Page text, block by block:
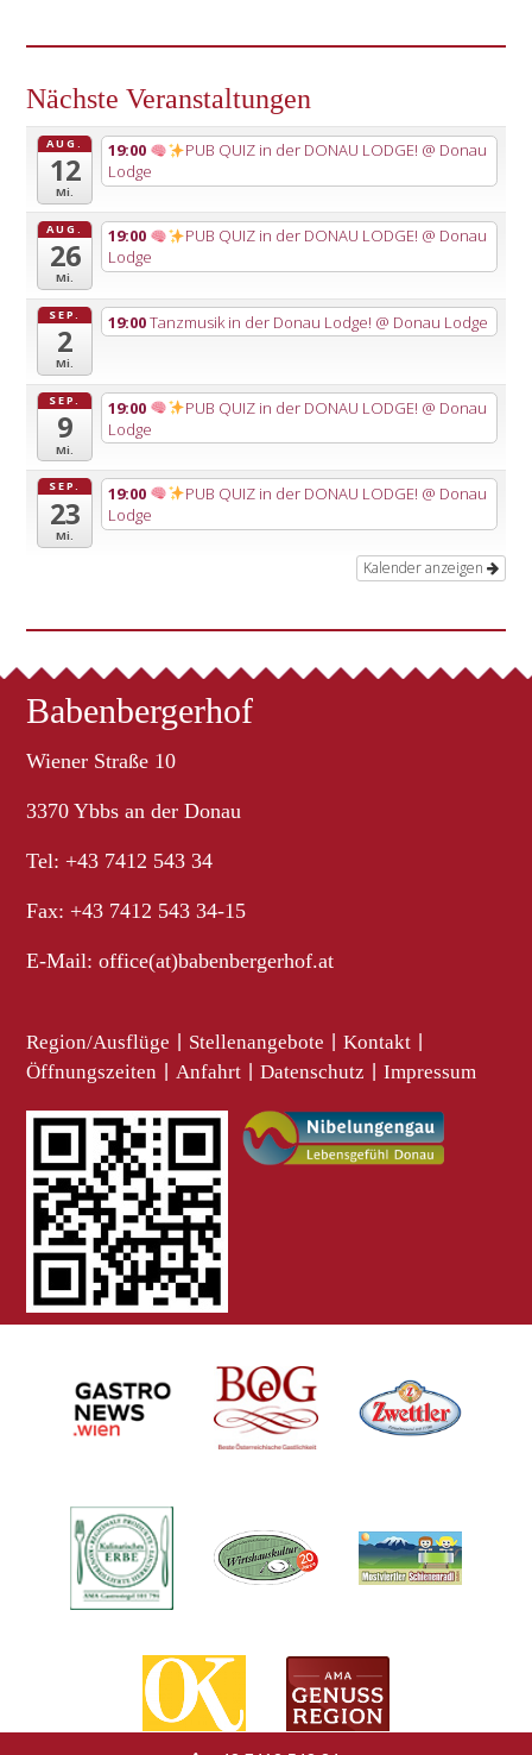
Nächste Veranstaltungen
AUG.
12
Mi.
19:00 PUB QUIZ in der DONAU LODGE! @ Donau
Lodge
AUG.
26
Mi.
19:00 PUB QUIZ in der DONAU LODGE! @ Donau
Lodge
SEP.
2
Mi.
19:00Tanzmusik in der Donau Lodge! @ Donau Lodge
SEP.
9
Mi.
19:00 PUB QUIZ in der DONAU LODGE! @ Donau
Lodge
SEP.
23
Mi.
19:00 PUB QUIZ in der DONAU LODGE! @ Donau
Lodge
Kalender anzeigen
Babenbergerhof
Wiener Straße 10
3370 Ybbs an der Donau
Tel: +43 7412 543 34
Fax: +43 7412 543 34-15
E-Mail:office(at)babenbergerhof.at
Region/Ausflüge Stellenangebote Kontakt
Öffnungszeiten Anfahrt Datenschutz Impressum